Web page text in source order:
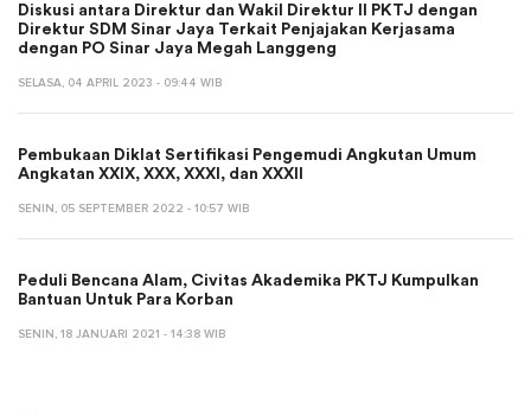
Diskusi antara Direktur dan Wakil Direktur II PKTJ dengan
Direktur SDM Sinar Jaya Terkait Penjajakan Kerjasama
dengan PO Sinar Jaya Megah Langgeng
SELASA, 04 APRIL 2023 - 09:44 WIB
Pembukaan Diklat Sertifikasi Pengemudi Angkutan Umum
Angkatan XXIX, XXX, XXXI, dan XXXII
SENIN, 05 SEPTEMBER 2022 - 10:57 WIB
Peduli Bencana Alam, Civitas Akademika PKTJ Kumpulkan
Bantuan Untuk Para Korban
SENIN, 18 JANUARI 2021 - 14:38 WIB